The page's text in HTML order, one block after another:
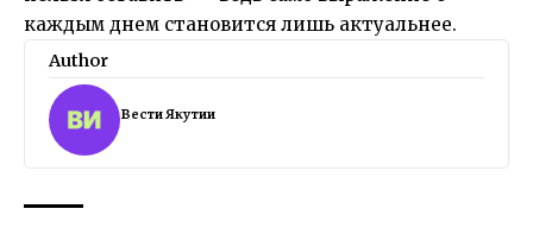
каждым днем становится лишь актуальнее.
Author
Вести Якутии